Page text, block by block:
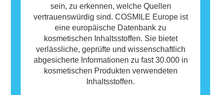
sein, zu erkennen, welche Quellen
vertrauenswürdig sind. COSMILE Europe ist
eine europäische Datenbank zu
kosmetischen Inhaltsstoffen. Sie bietet
verlässliche, geprüfte und wissenschaftlich
abgesicherte Informationen zu fast 30.000 in
kosmetischen Produkten verwendeten
Inhaltsstoffen.